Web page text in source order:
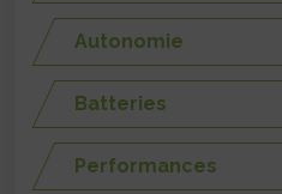
Autonomie
Batteries
Performances